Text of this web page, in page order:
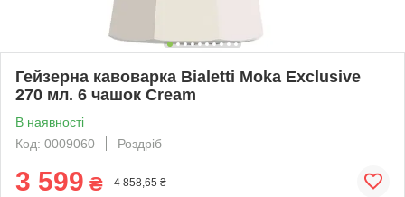
Гейзерна кавоварка Bialetti Moka Exclusive
270 мл. 6 чашок Cream
В наявності
Код: 0009060
Роздріб
3 599 ₴ 4 858,65 ₴